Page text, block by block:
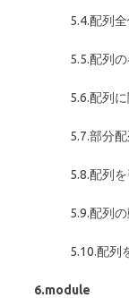
5.4.配列
5.5.配列
5.6.配列
5.7.部分配
5.8.配列
5.9.配列
5.10.配列
6.module